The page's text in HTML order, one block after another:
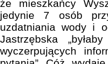
że mieszkańcy
jedynie 7 osób
uzdatniania wody i
Jastrzębska
wyczerpujących